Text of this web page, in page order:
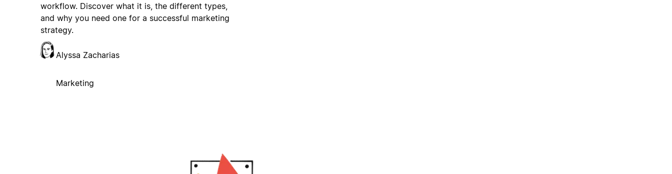
workflow. Discover what it is, the different types,
and why you need one for a successful marketing
strategy.
Alyssa Zacharias
Marketing